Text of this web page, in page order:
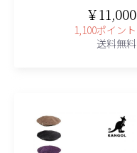
￥11,000
1,100ポイント
送料無料